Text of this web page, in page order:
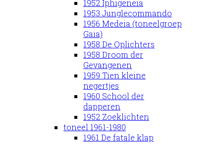
1952 Iphigeneia
1953 Junglecommando
1956 Medeia (toneelgroep
Gaia)
1958 De Oplichters
1958 Droom der
Gevangenen
1959 Tien kleine
negertjes
1960 School der
dapperen
1952 Zoeklichten
toneel 1961-1980
1961 De fatale klap